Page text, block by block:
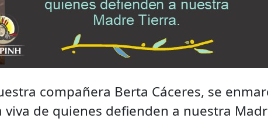
compañera Berta Cáceres, se
de quienes defienden a nuestra